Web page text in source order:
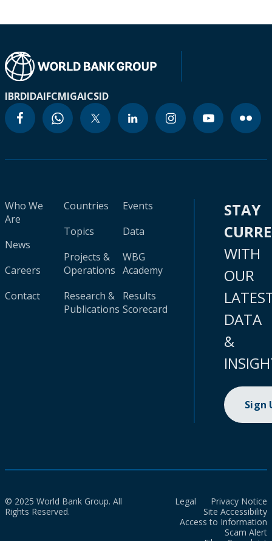
IBRDIDAIFCMIGAICSID
Who We
Are
News
Careers
Contact
Countries
Topics
Projects &
Operations
Research &
Publications
Events
Data
WBG
Academy
Results
Scorecard
STAY
WITH
OUR
DATA
&
Sign
© 2025 World Bank Group. All
Rights Reserved.
Legal
Privacy Notice
Site Accessibility
Access to Information
Scam Alert